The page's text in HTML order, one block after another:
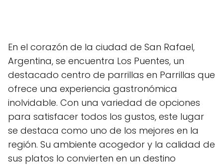
En el corazón de la ciudad de San Rafael,
Argentina, se encuentra Los Puentes, un
destacado centro de parrillas en Parrillas que
ofrece una experiencia gastronómica
inolvidable. Con una variedad de opciones
para satisfacer todos los gustos, este lugar
se destaca como uno de los mejores en la
región. Su ambiente acogedor y la calidad de
sus platos lo convierten en un destino